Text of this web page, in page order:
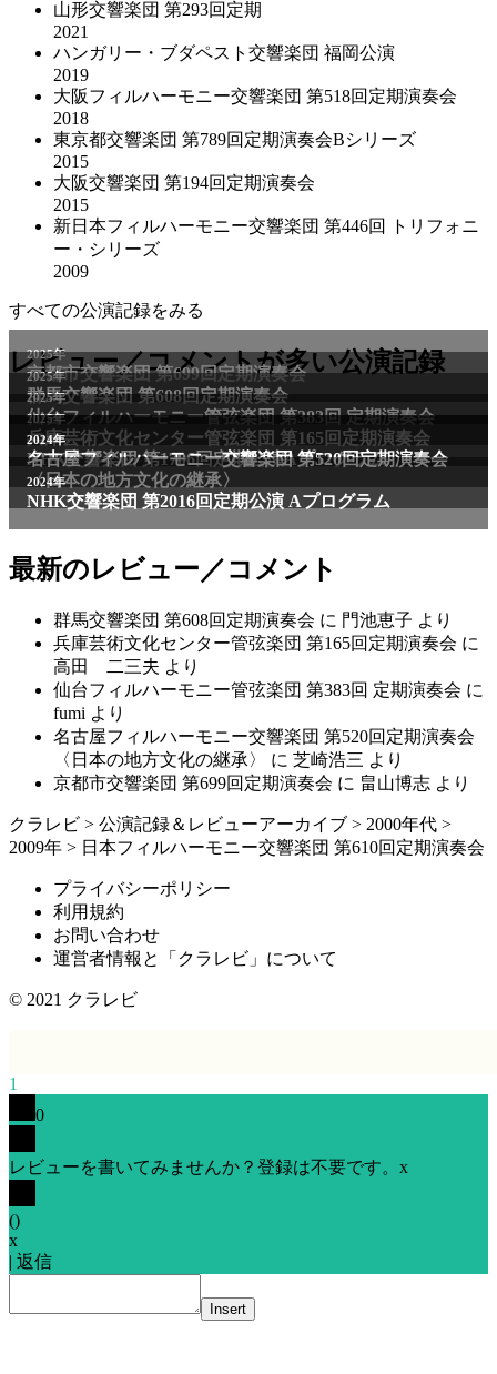
山形交響楽団 第293回定期
2021
ハンガリー・ブダペスト交響楽団 福岡公演
2019
大阪フィルハーモニー交響楽団 第518回定期演奏会
2018
東京都交響楽団 第789回定期演奏会Bシリーズ
2015
大阪交響楽団 第194回定期演奏会
2015
新日本フィルハーモニー交響楽団 第446回 トリフォニ
ー・シリーズ
2009
すべての公演記録をみる
レビュー／コメントが多い公演記録
最新のレビュー／コメント
群馬交響楽団 第608回定期演奏会 に 門池恵子 より
兵庫芸術文化センター管弦楽団 第165回定期演奏会 に
高田 二三夫 より
仙台フィルハーモニー管弦楽団 第383回 定期演奏会 に
fumi より
名古屋フィルハーモニー交響楽団 第520回定期演奏会
〈日本の地方文化の継承〉
に 芝崎浩三 より
京都市交響楽団 第699回定期演奏会 に 畠山博志 より
クラレビ > 公演記録＆レビューアーカイブ > 2000年代 >
2009年 > 日本フィルハーモニー交響楽団 第610回定期演奏会
プライバシーポリシー
利用規約
お問い合わせ
運営者情報と「クラレビ」について
© 2021 クラレビ
1
0
レビューを書いてみませんか？登録は不要です。 x
()
x
| 返信
Insert